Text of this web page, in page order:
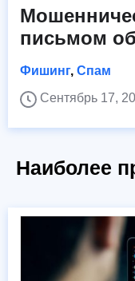
письмом
Фишинг, Спам
Сентябрь 17,
Наиболее